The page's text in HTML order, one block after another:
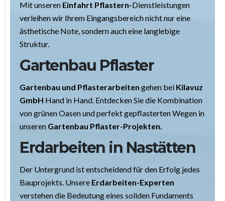
Mit unseren Einfahrt Pflastern-Dienstleistungen
verleihen wir Ihrem Eingangsbereich nicht nur eine
ästhetische Note, sondern auch eine langlebige
Struktur.
Gartenbau Pflaster
Gartenbau und Pflasterarbeiten gehen bei Kilavuz
GmbH Hand in Hand. Entdecken Sie die Kombination
von grünen Oasen und perfekt gepflasterten Wegen in
unseren Gartenbau Pflaster-Projekten.
Erdarbeiten in Nastätten
Der Untergrund ist entscheidend für den Erfolg jedes
Bauprojekts. Unsere Erdarbeiten-Experten
verstehen die Bedeutung eines soliden Fundaments